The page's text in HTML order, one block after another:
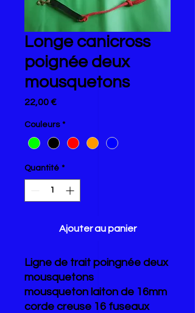
Longe canicross
poignée deux
mousquetons
22,00 €Prix
Couleurs *
Quantité *
Ajouter au panier
Ligne de trait poingnée deux
mousquetons
mousqueton laiton de 16mm
corde creuse 16 fuseaux